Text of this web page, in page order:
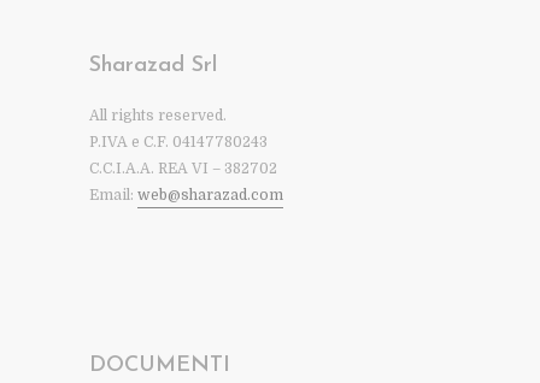
Sharazad Srl
All rights reserved.
P.IVA e C.F. 04147780243
C.C.I.A.A. REA VI – 382702
Email: web@sharazad.com
DOCUMENTI